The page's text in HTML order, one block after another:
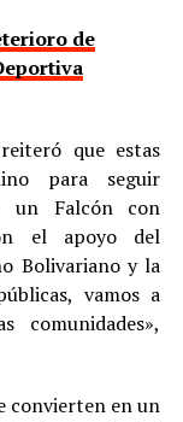
de
que estas
para seguir
un Falcón con
el apoyo del
Bolivariano y la
vamos a
comunidades»,
convierten en un